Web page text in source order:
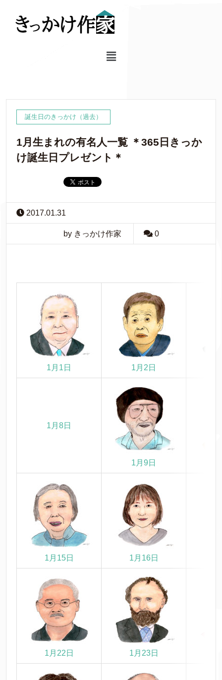
誕生日のきっかけ（過去）
1月生まれの有名人一覧 ＊365日きっか
け誕生日プレゼント＊
2017.01.31
by きっかけ作家 0
1月1日 1月2日
1月8日
1月9日
1月15日 1月16日
1月22日 1月23日